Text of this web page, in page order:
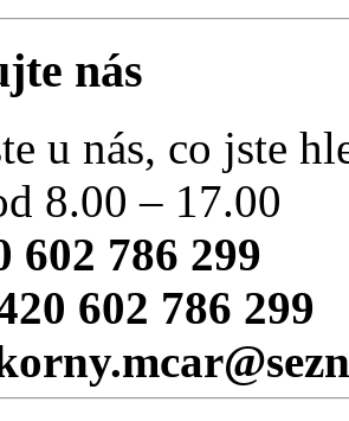
nás
u nás, co jste
8.00 – 17.00
602 786 299
602 786 299